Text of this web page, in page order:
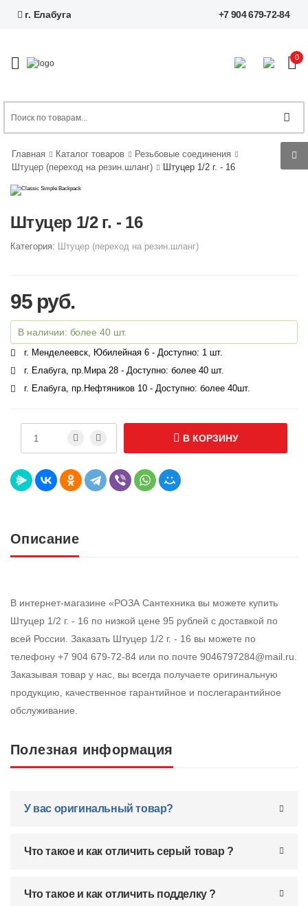
г. Елабуга +7 904 679-72-84
0
Главная Каталог товаров
Резьбовые соединения
Штуцер (переход на резин.шланг)
Штуцер 1/2 г. - 16
Штуцер 1/2 г. - 16
Категория: Штуцер (переход на резин.шланг)
95 руб.
В наличии: более 40 шт.
г. Менделеевск, Юбилейная 6 - Доступно: 1 шт.
г. Елабуга, пр.Мира 28 - Доступно: более 40 шт.
г. Елабуга, пр.Нефтяников 10 - Доступно: более 40шт.
В КОРЗИНУ
Описание
В интернет-магазине «РОЗА Сантехника вы можете купить
Штуцер 1/2 г. - 16 по низкой цене 95 рублей с доставкой по
всей России. Заказать Штуцер 1/2 г. - 16 вы можете по
телефону +7 904 679-72-84 или по почте 9046797284@mail.ru.
Заказывая товар у нас, вы всегда получаете оригинальную
продукцию, качественное гарантийное и послегарантийное
обслуживание.
Полезная информация
У вас оригинальный товар?
Что такое и как отличить серый товар ?
Что такое и как отличить подделку ?